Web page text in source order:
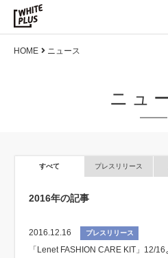
HOME ニュース
ニュ
すべて プレスリリース
2016年の記事
2016.12.16 プレスリリース
「Lenet FASHION CARE KIT」12/